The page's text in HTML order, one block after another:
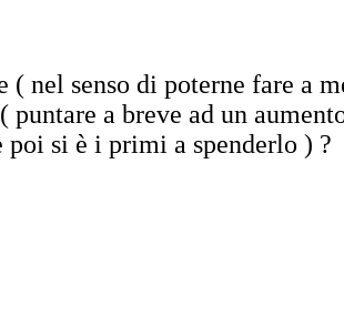
( nel senso di poterne fare a
a breve ad un
si è i primi a spenderlo ) ?